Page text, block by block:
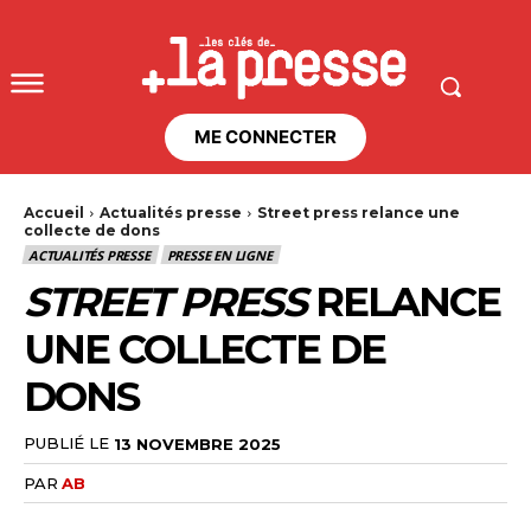
ME CONNECTER
Accueil Actualités presse
Street press relance une
collecte de dons
ACTUALITÉS PRESSE
PRESSE EN LIGNE
STREET PRESSRELANCE
UNE COLLECTE DE
DONS
PUBLIÉ LE 13 NOVEMBRE 2025
PAR AB